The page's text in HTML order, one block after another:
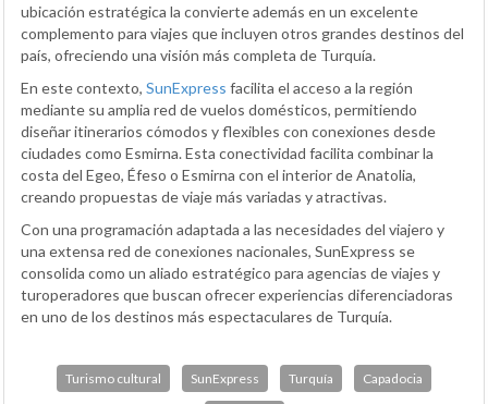
ubicación estratégica la convierte además en un excelente
complemento para viajes que incluyen otros grandes destinos del
país, ofreciendo una visión más completa de Turquía.
En este contexto, SunExpress facilita el acceso a la región
mediante su amplia red de vuelos domésticos, permitiendo
diseñar itinerarios cómodos y flexibles con conexiones desde
ciudades como Esmirna. Esta conectividad facilita combinar la
costa del Egeo, Éfeso o Esmirna con el interior de Anatolia,
creando propuestas de viaje más variadas y atractivas.
Con una programación adaptada a las necesidades del viajero y
una extensa red de conexiones nacionales, SunExpress se
consolida como un aliado estratégico para agencias de viajes y
turoperadores que buscan ofrecer experiencias diferenciadoras
en uno de los destinos más espectaculares de Turquía.
Turismo cultural SunExpress Turquía Capadocia